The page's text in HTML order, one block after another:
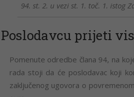
94. st. 2. u vezi st. 1. toč. 1. istog
Poslodavcu prijeti
Pomenute odredbe člana 94, na
rada stoji da će poslodavac koji
zaključenog ugovora o